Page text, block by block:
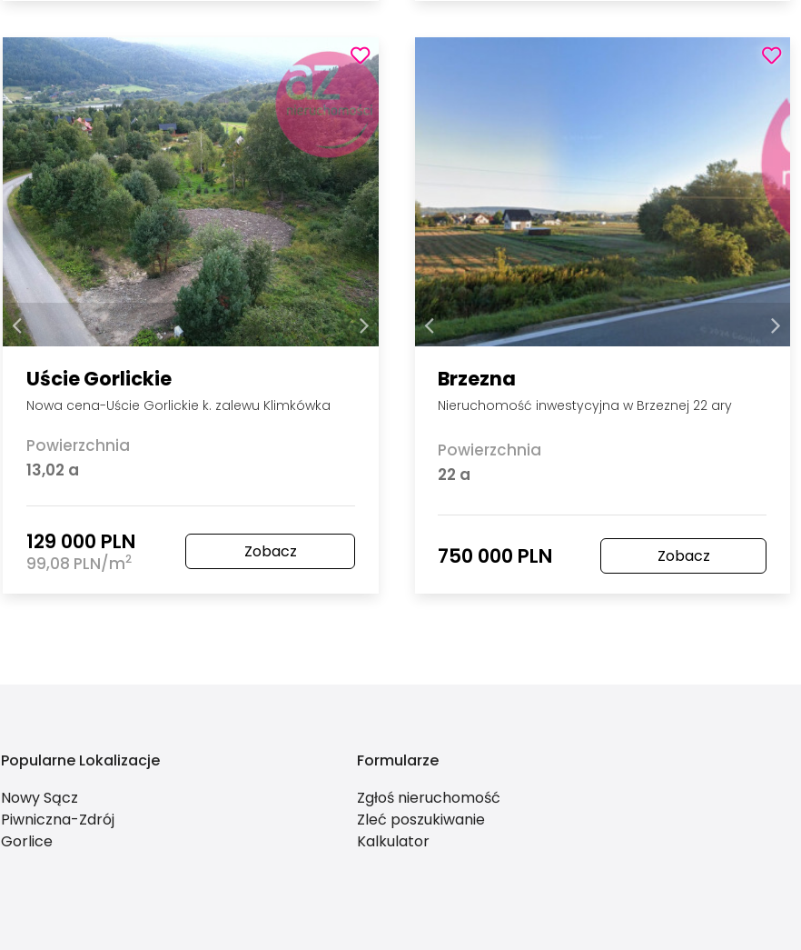
Uście Gorlickie
Nowa cena-Uście Gorlickie k. zalewu Klimkówka
Powierzchnia
13,02 a
129 000 PLN
99,08 PLN/m2 Zobacz
Brzezna
Nieruchomość inwestycyjna w Brzeznej 22 ary
Powierzchnia
22 a
750 000 PLN Zobacz
Popularne Lokalizacje
Nowy Sącz
Piwniczna-Zdrój
Gorlice
Formularze
Zgłoś nieruchomość
Zleć poszukiwanie
Kalkulator